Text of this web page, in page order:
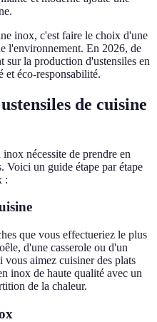
inox, c'est faire le choix d'une
l'environnement. En 2026, de
sur la production d'ustensiles en
éco-responsabilité.
de cuisine
nécessite de prendre en
Voici un guide étape par étape
:
que vous effectueriez le plus
d'une casserole ou d'un
vous aimez cuisiner des plats
inox de haute qualité avec un
de la chaleur.